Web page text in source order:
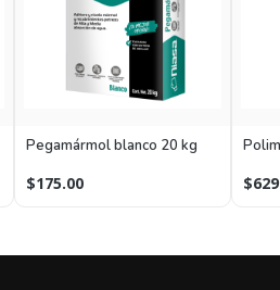
Pegamármol blanco 20 kg
$175.00